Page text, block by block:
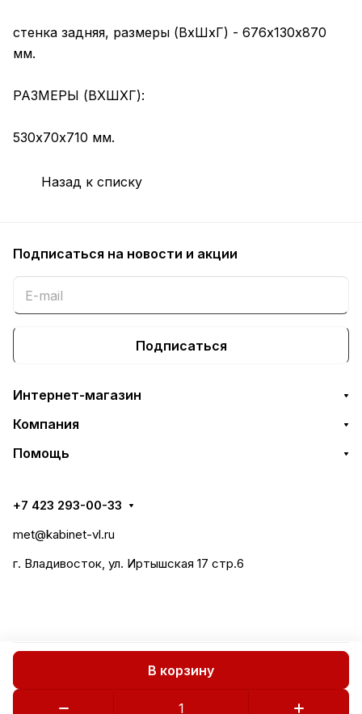
В корзину
стенка задняя, размеры (ВхШхГ) - 676х130х870
мм.
РАЗМЕРЫ (ВХШХГ):
530х70х710 мм.
Назад к списку
Подписаться на новости и акции
Подписаться
Интернет-магазин
Компания
Помощь
+7 423 293-00-33
met@kabinet-vl.ru
г. Владивосток, ул. Иртышская 17 стр.6
Все права защищены 2018-2026 © СтилМет